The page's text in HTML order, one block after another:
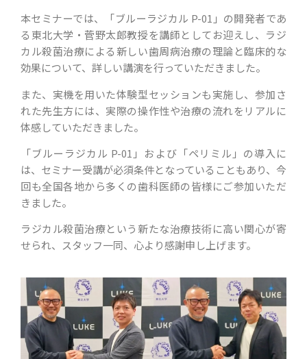
本セミナーでは、「ブルーラジカル P-01」の開発者であ
る東北大学・菅野太郎教授を講師としてお迎えし、ラジ
カル殺菌治療による新しい歯周病治療の理論と臨床的な
効果について、詳しい講演を行っていただきました。
また、実機を用いた体験型セッションも実施し、参加さ
れた先生方には、実際の操作性や治療の流れをリアルに
体感していただきました。
「ブルーラジカル P-01」および「ペリミル」の導入に
は、セミナー受講が必須条件となっていることもあり、今
回も全国各地から多くの歯科医師の皆様にご参加いただ
きました。
ラジカル殺菌治療という新たな治療技術に高い関心が寄
せられ、スタッフ一同、心より感謝申し上げます。